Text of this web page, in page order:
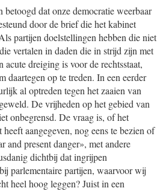
betoogd dat onze democratie weerbaar
door de brief die het kabinet
partijen doelstellingen hebben die niet
vertalen in daden die in strijd zijn met
acute dreiging is voor de rechtsstaat,
daartegen op te treden. In een eerder
al optreden tegen het zaaien van
De vrijheden op het gebied van
onbegrensd. De vraag is, of het
aangegeven, nog eens te bezien of
and present danger», met andere
dichtbij dat ingrijpen
parlementaire partijen, waarvoor wij
heel hoog leggen? Juist in een